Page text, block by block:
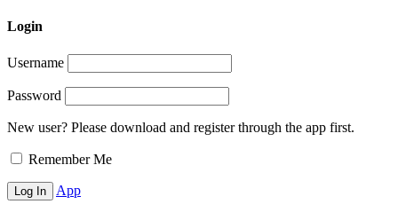
Login
Username
Password
New user? Please download and register through the app first.
Remember Me
App